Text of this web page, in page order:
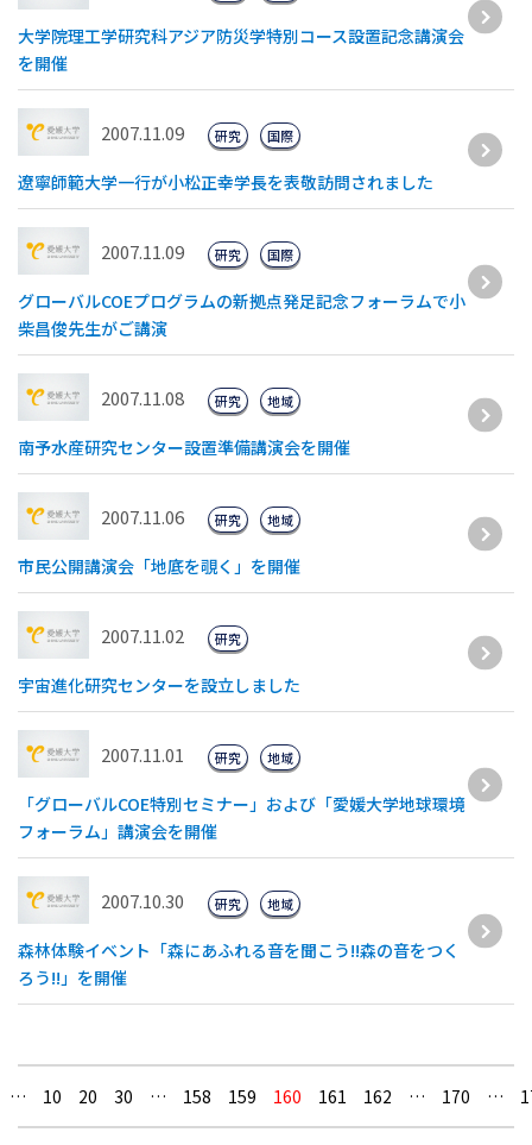
大学院理工学研究科アジア防災学特別コース設置記念講演会
を開催
2007.11.09
遼寧師範大学一行が小松正幸学長を表敬訪問されました
研究 国際
2007.11.09
グローバルCOEプログラムの新拠点発足記念フォーラムで小
柴昌俊先生がご講演
研究 国際
2007.11.08
南予水産研究センター設置準備講演会を開催
研究 地域
2007.11.06
市民公開講演会「地底を覗く」を開催
研究 地域
2007.11.02
宇宙進化研究センターを設立しました
研究
2007.11.01
「グローバルCOE特別セミナー」および「愛媛大学地球環境
フォーラム」講演会を開催
研究 地域
2007.10.30
森林体験イベント「森にあふれる音を聞こう!!森の音をつく
ろう!!」を開催
研究 地域
… 10 20 30 … 158 159 160 161 162 … 170 …